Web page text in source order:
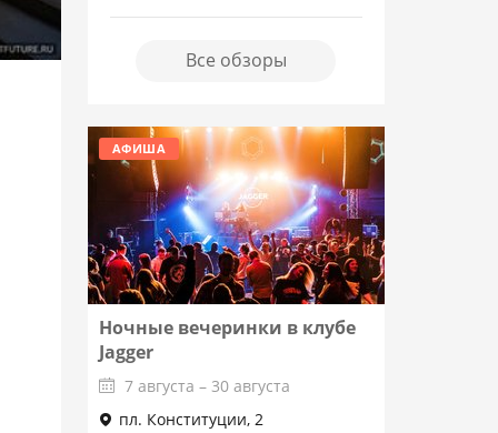
Все обзоры
АФИША
Ночные вечеринки в клубе
Jagger
7 августа – 30 августа
пл. Конституции, 2